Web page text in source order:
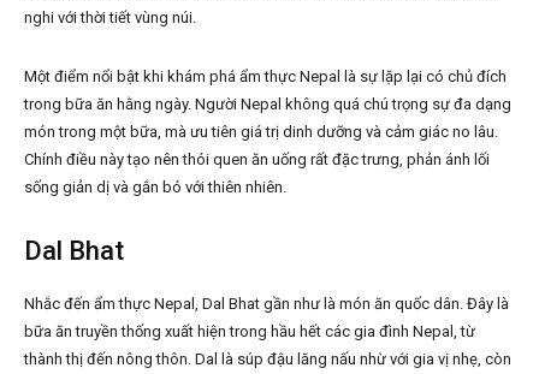
nghi với thời tiết vùng núi.
Một điểm nổi bật khi khám phá ẩm thực Nepal là sự lặp lại có chủ đích
trong bữa ăn hằng ngày. Người Nepal không quá chú trọng sự đa dạng
món trong một bữa, mà ưu tiên giá trị dinh dưỡng và cảm giác no lâu.
Chính điều này tạo nên thói quen ăn uống rất đặc trưng, phản ánh lối
sống giản dị và gắn bó với thiên nhiên.
Dal Bhat
Nhắc đến ẩm thực Nepal, Dal Bhat gần như là món ăn quốc dân. Đây là
bữa ăn truyền thống xuất hiện trong hầu hết các gia đình Nepal, từ
thành thị đến nông thôn. Dal là súp đậu lăng nấu nhừ với gia vị nhẹ, còn